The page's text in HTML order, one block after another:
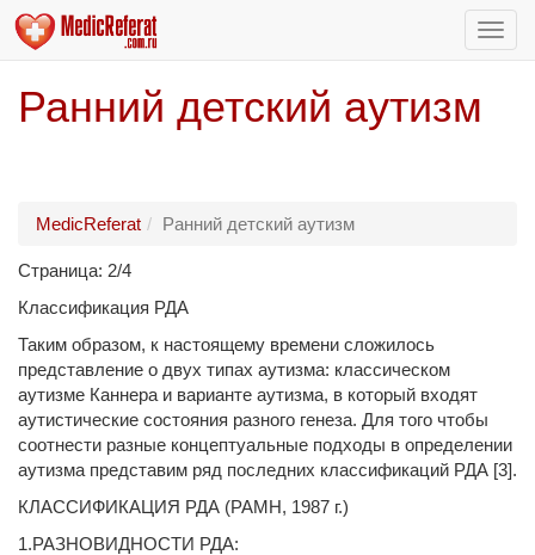
Ранний детский аутизм
MedicReferat Ранний детский аутизм
Страница: 2/4
Классификация РДА
Таким образом, к настоящему времени сложилось
представление о двух типах аутизма: классическом
аутизме Каннера и варианте аутизма, в который входят
аутистические состояния разного генеза. Для того чтобы
соотнести разные концептуальные подходы в определении
аутизма представим ряд последних классификаций РДА [3].
КЛАССИФИКАЦИЯ РДА (РАМН, 1987 г.)
1.РАЗНОВИДНОСТИ РДА: